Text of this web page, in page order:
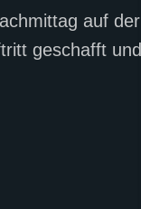
auf der
geschafft und